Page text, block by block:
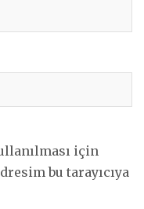
için
bu tarayıcıya